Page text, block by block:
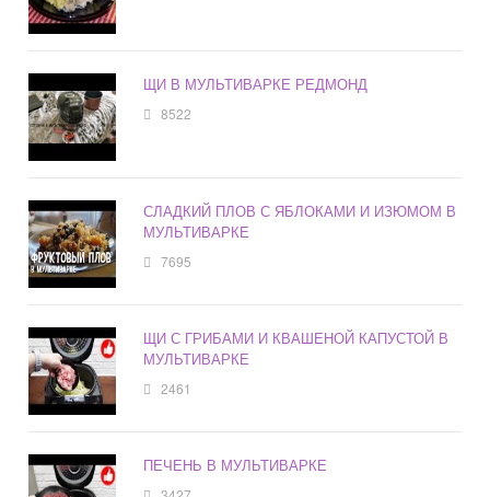
ЩИ В МУЛЬТИВАРКЕ РЕДМОНД
8522
СЛАДКИЙ ПЛОВ С ЯБЛОКАМИ И ИЗЮМОМ В
МУЛЬТИВАРКЕ
7695
ЩИ С ГРИБАМИ И КВАШЕНОЙ КАПУСТОЙ В
МУЛЬТИВАРКЕ
2461
ПЕЧЕНЬ В МУЛЬТИВАРКЕ